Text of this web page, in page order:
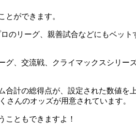
ができます。
のリーグ、親善試合などにもベッ
、交流戦、クライマックスシリー
計の総得点が、設定された数値を
んのオッズが用意されています。
こともできますよ！